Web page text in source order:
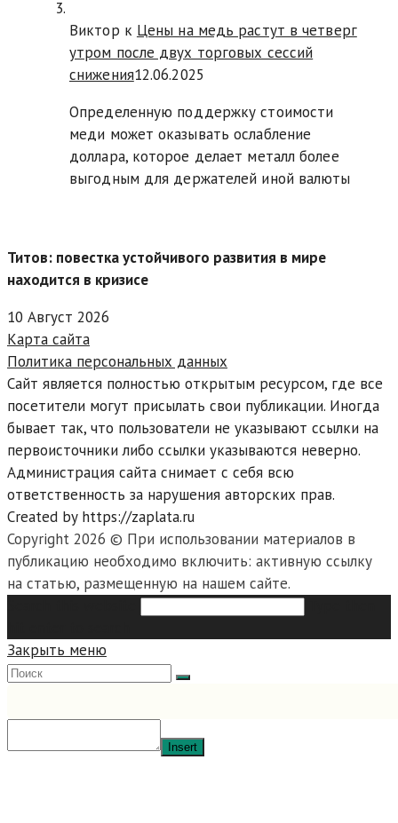
Виктор к Цены на медь растут в четверг
утром после двух торговых сессий
снижения12.06.2025
Определенную поддержку стоимости
меди может оказывать ослабление
доллара, которое делает металл более
выгодным для держателей иной валюты
Титов: повестка устойчивого развития в мире
находится в кризисе
10 Август 2026
Карта сайта
Политика персональных данных
Сайт является полностью открытым ресурсом, где все
посетители могут присылать свои публикации. Иногда
бывает так, что пользователи не указывают ссылки на
первоисточники либо ссылки указываются неверно.
Администрация сайта снимает с себя всю
ответственность за нарушения авторских прав.
Created by https://zaplata.ru
Copyright 2026 © При использовании материалов в
публикацию необходимо включить: активную ссылку
на статью, размещенную на нашем сайте.
Закрыть меню
Insert